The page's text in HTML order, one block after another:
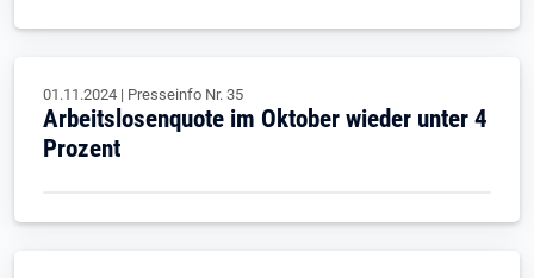
01.11.2024 | Presseinfo Nr. 35
Arbeitslosenquote im Oktober wieder unter 4
Prozent